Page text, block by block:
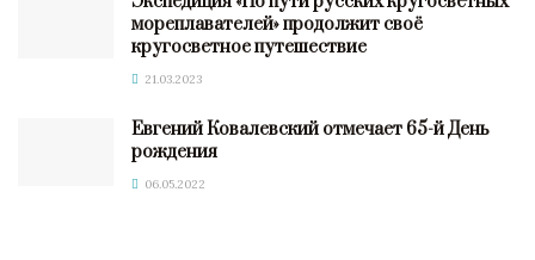
мореплавателей» продолжит своё
кругосветное путешествие
21.03.2023
Евгений Ковалевский отмечает 65-й День
рождения
06.05.2022